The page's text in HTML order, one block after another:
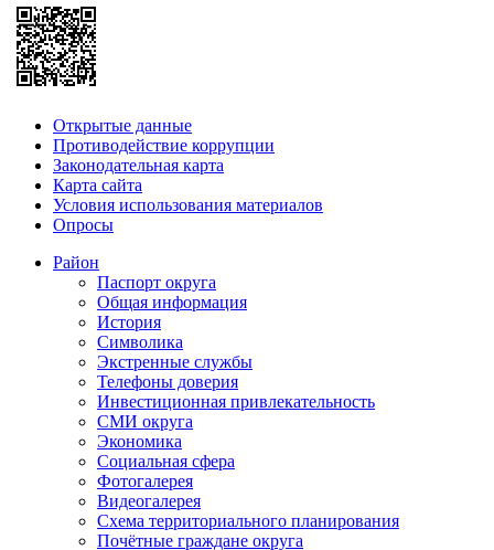
Открытые данные
Противодействие коррупции
Законодательная карта
Карта сайта
Условия использования материалов
Опросы
Район
Паспорт округа
Общая информация
История
Символика
Экстренные службы
Телефоны доверия
Инвестиционная привлекательность
СМИ округа
Экономика
Социальная сфера
Фотогалерея
Видеогалерея
Схема территориального планирования
Почётные граждане округа